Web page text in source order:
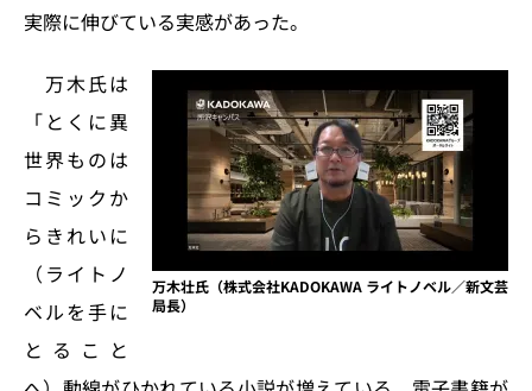
実際に伸びている実感があった。
万木壮氏（株式会社KADOKAWA ライトノベル／新文芸
局長）
万木氏は
「とくに異
世界ものは
コミックか
らきれいに
（ライトノ
ベルを手に
とること